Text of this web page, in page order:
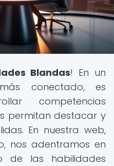
Blandas! En un
conectado, es
competencias
permitan destacar y
En nuestra web,
nos adentramos en
de las habilidades